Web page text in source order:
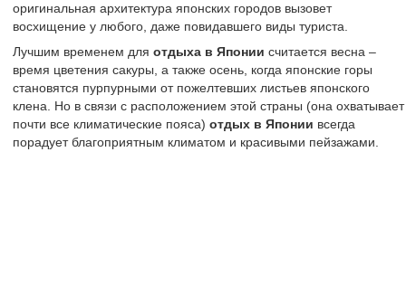
оригинальная архитектура японских городов вызовет
восхищение у любого, даже повидавшего виды туриста.
Лучшим временем для отдыха в Японии считается весна –
время цветения сакуры, а также осень, когда японские горы
становятся пурпурными от пожелтевших листьев японского
клена. Но в связи с расположением этой страны (она охватывает
почти все климатические пояса) отдых в Японии всегда
порадует благоприятным климатом и красивыми пейзажами.